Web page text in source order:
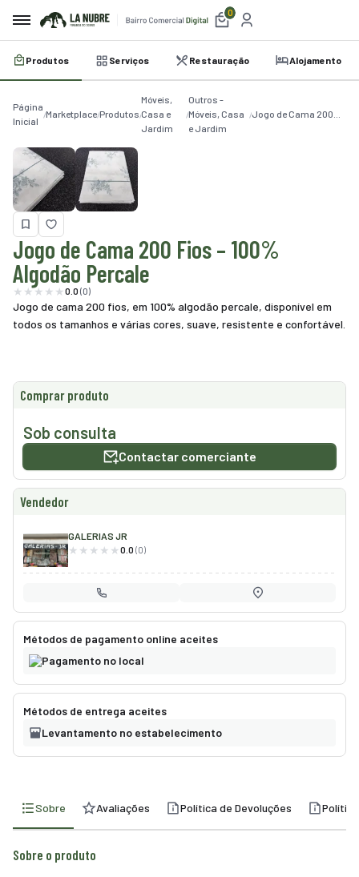
0
Produtos Serviços Restauração Alojamento
Página
Inicial
MarketplaceProdutos
Móveis,
Casa e
Jardim
Outros -
Móveis, Casa
e Jardim
Jogo de Cama 200
Jogo de Cama 200 Fios – 100%
Algodão Percale
0.0 (0)
Jogo de cama 200 fios, em 100% algodão percale, disponível em
todos os tamanhos e várias cores, suave, resistente e confortável.
Comprar produto
Sob consulta
Contactar comerciante
Vendedor
GALERIAS JR
0.0 (0)
Métodos de pagamento online aceites
Pagamento no local
Métodos de entrega aceites
Levantamento no estabelecimento
Sobre Avaliações Política de Devoluções
Sobre o produto